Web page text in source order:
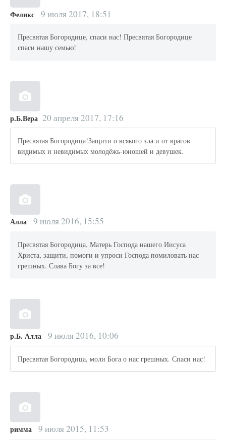
Феликс 9 июля 2017, 18:51
Пресвятая Богородице, спаси нас! Пресвятая Богородице
спаси нашу семью!
р.Б.Вера 20 апреля 2017, 17:16
Пресвятая Богородица!Защити о всякого зла и от врагов
видимых и невидимых молодёжь-юношей и девушек.
Алла 9 июля 2016, 15:55
Пресвятая Богородица, Матерь Господа нашего Иисуса
Христа, защити, помоги и упроси Господа помиловать нас
грешных. Слава Богу за все!
р.Б. Алла 9 июля 2016, 10:06
Пресвятая Богородица, моли Бога о нас грешных. Спаси нас!
римма 9 июля 2015, 11:53